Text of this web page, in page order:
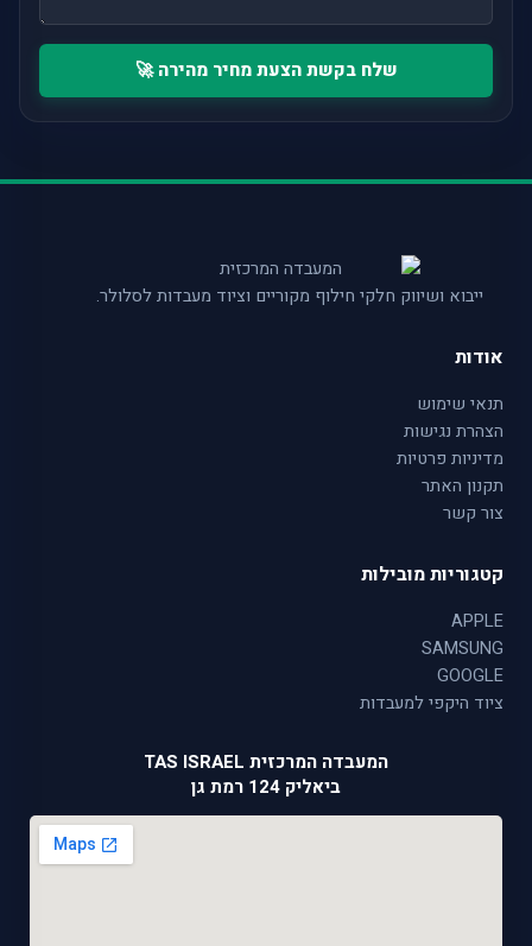
שלח בקשת הצעת מחיר מהירה 🚀
ייבוא ושיווק חלקי חילוף מקוריים וציוד מעבדות לסלולר.
אודות
תנאי שימוש
הצהרת נגישות
מדיניות פרטיות
תקנון האתר
צור קשר
קטגוריות מובילות
APPLE
SAMSUNG
GOOGLE
ציוד היקפי למעבדות
המעבדה המרכזית TAS ISRAEL
ביאליק 124 רמת גן